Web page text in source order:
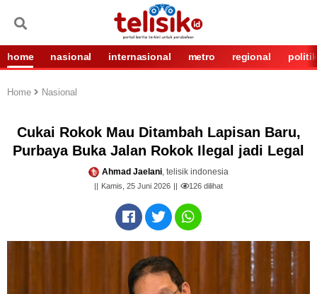
home nasional internasional metro regional politik
Home Nasional
Cukai Rokok Mau Ditambah Lapisan Baru,
Purbaya Buka Jalan Rokok Ilegal jadi Legal
Ahmad Jaelani, telisik indonesia
Kamis, 25 Juni 2026 126 dilihat